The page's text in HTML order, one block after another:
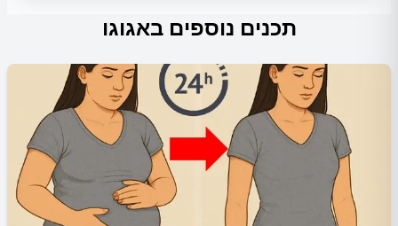
תכנים נוספים באגוגו